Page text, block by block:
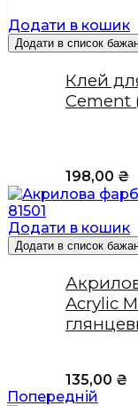
Додати в кошик
Додати в список
Клей
Cement
198,00 ₴
Додати в кошик
Додати в список
Acrylic
135,00 ₴
Попередній